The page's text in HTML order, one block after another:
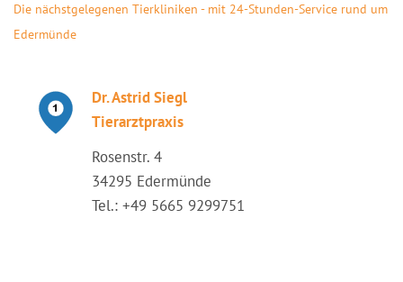
Die nächstgelegenen Tierkliniken - mit 24-Stunden-Service rund um
Edermünde
Dr. Astrid Siegl
Tierarztpraxis
Rosenstr. 4
34295 Edermünde
Tel.: +49 5665 9299751